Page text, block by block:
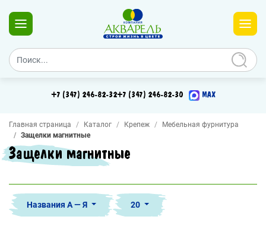
+7 (347) 246-82-32+7 (347) 246-82-30 MAX
Главная страница Каталог Крепеж
Мебельная фурнитура
Защелки магнитные
Защелки магнитные
Названия А — Я 20